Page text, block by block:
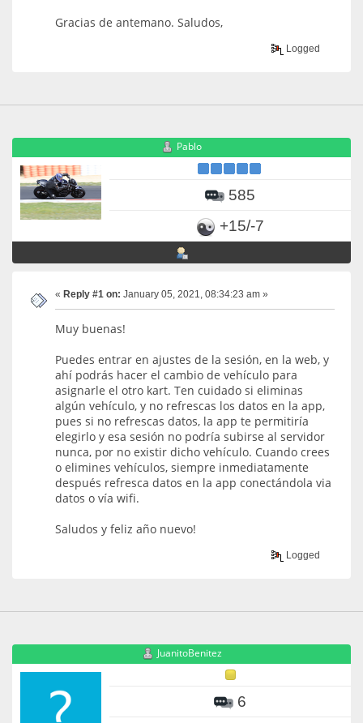
Gracias de antemano. Saludos,
Logged
Pablo
585
+15/-7
« Reply #1 on: January 05, 2021, 08:34:23 am »
Muy buenas!
Puedes entrar en ajustes de la sesión, en la web, y
ahí podrás hacer el cambio de vehículo para
asignarle el otro kart. Ten cuidado si eliminas
algún vehículo, y no refrescas los datos en la app,
pues si no refrescas datos, la app te permitiría
elegirlo y esa sesión no podría subirse al servidor
nunca, por no existir dicho vehículo. Cuando crees
o elimines vehículos, siempre inmediatamente
después refresca datos en la app conectándola via
datos o vía wifi.
Saludos y feliz año nuevo!
Logged
JuanitoBenitez
6